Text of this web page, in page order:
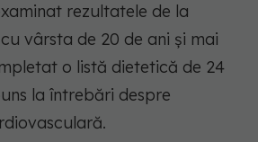
rezultatele de la
vârsta de 20 de ani și mai
o listă dietetică de 24
la întrebări despre